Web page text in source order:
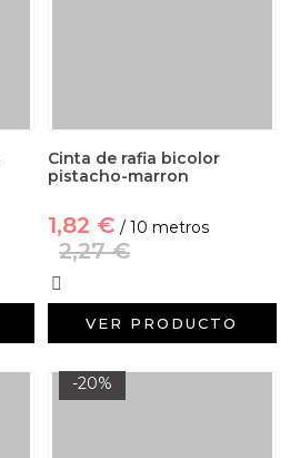
Cinta de rafia bicolor
pistacho-marron
1,82 € / 10 metros
2,27 €
VER PRODUCTO
-20%